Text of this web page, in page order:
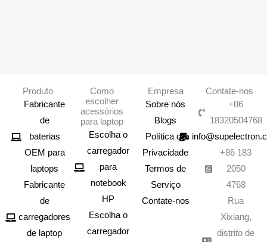
Produto
Fabricante
de
baterias
OEM para
laptops
Fabricante
de
carregadores
de laptop
Como
escolher
acessórios
para laptop
Escolha o
carregador
para
notebook
HP
Escolha o
carregador
Empresa
Sobre nós
Blogs
Política de
Privacidade
Termos de
Serviço
Contate-nos
Contate-nos
+86
18320504768
+86 183
2050
4768
Rua
Xixiang,
distrito de